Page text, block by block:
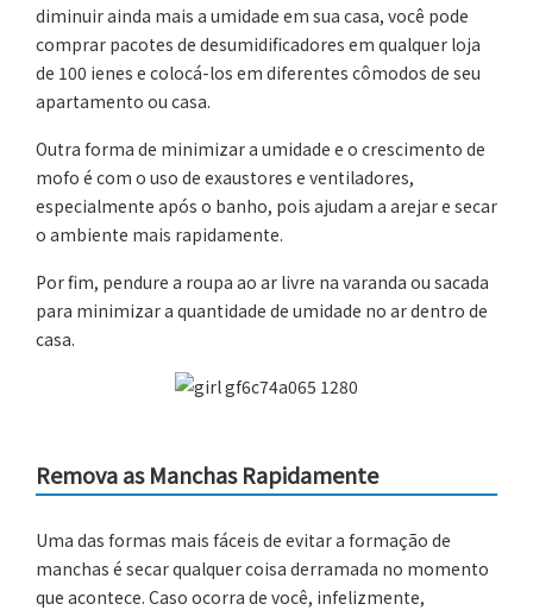
diminuir ainda mais a umidade em sua casa, você pode
comprar pacotes de desumidificadores em qualquer loja
de 100 ienes e colocá-los em diferentes cômodos de seu
apartamento ou casa.
Outra forma de minimizar a umidade e o crescimento de
mofo é com o uso de exaustores e ventiladores,
especialmente após o banho, pois ajudam a arejar e secar
o ambiente mais rapidamente.
Por fim, pendure a roupa ao ar livre na varanda ou sacada
para minimizar a quantidade de umidade no ar dentro de
casa.
Remova as Manchas Rapidamente
Uma das formas mais fáceis de evitar a formação de
manchas é secar qualquer coisa derramada no momento
que acontece. Caso ocorra de você, infelizmente,